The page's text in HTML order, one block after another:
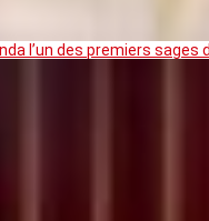
l’un des premiers sages